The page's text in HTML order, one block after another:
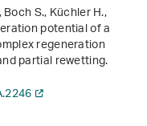
S., Küchler H.,
potential of a
regeneration
partial rewetting.